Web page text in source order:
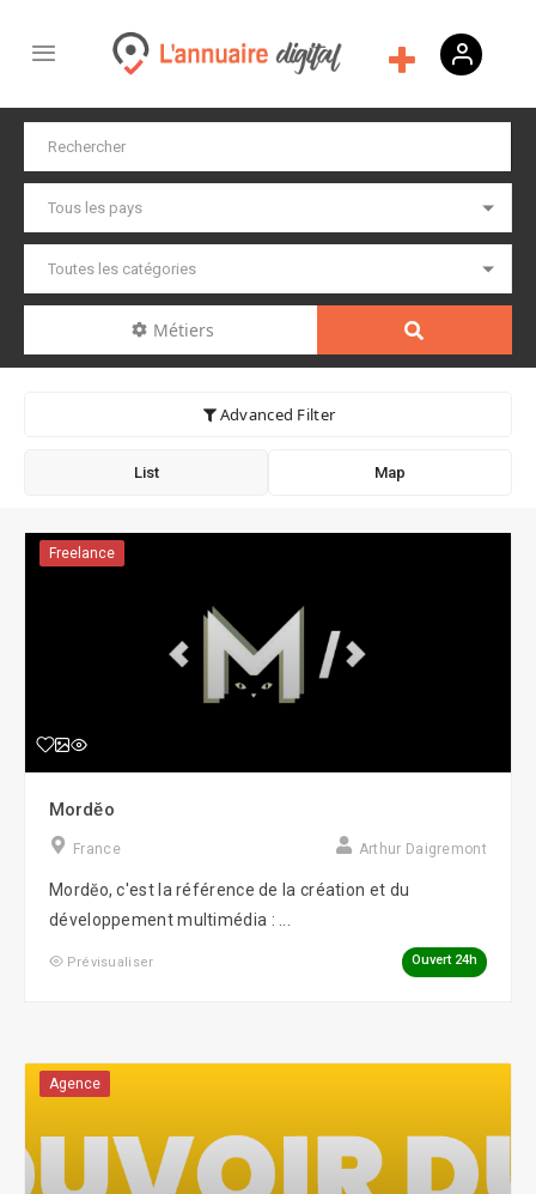
Métiers
Advanced Filter
List Map
Freelance
Mordĕo
France Arthur Daigremont
Mordĕo, c'est la référence de la création et du
développement multimédia : ...
Prévisualiser Ouvert 24h
Agence